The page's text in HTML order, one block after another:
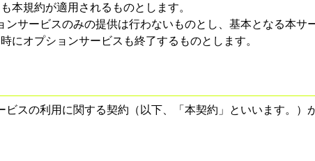
本規約が適用されるものとします。
サービスのみの提供は行わないものとし、基本となる本サ
にオプションサービスも終了するものとします。
スの利用に関する契約（以下、「本契約」といいます。）